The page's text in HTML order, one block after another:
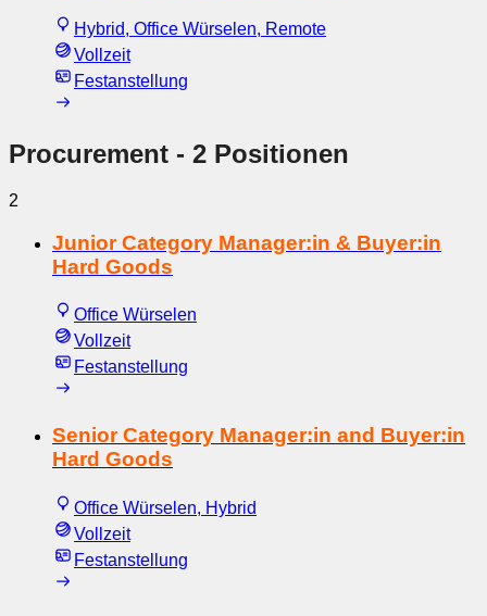
Hybrid, Office Würselen, Remote
Vollzeit
Festanstellung
Procurement - 2 Positionen
2
Junior Category Manager:in & Buyer:in
Hard Goods
Office Würselen
Vollzeit
Festanstellung
Senior Category Manager:in and Buyer:in
Hard Goods
Office Würselen, Hybrid
Vollzeit
Festanstellung